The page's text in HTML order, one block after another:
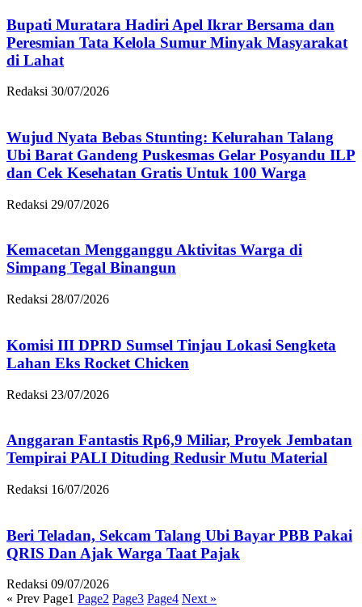
Bupati Muratara Hadiri Apel Ikrar Bersama dan
Peresmian Tata Kelola Sumur Minyak Masyarakat
di Lahat
Redaksi 30/07/2026
Wujud Nyata Bebas Stunting: Kelurahan Talang
Ubi Barat Gandeng Puskesmas Gelar Posyandu ILP
dan Cek Kesehatan Gratis Untuk 100 Warga
Redaksi 29/07/2026
Kemacetan Mengganggu Aktivitas Warga di
Simpang Tegal Binangun
Redaksi 28/07/2026
Komisi III DPRD Sumsel Tinjau Lokasi Sengketa
Lahan Eks Rocket Chicken
Redaksi 23/07/2026
Anggaran Fantastis Rp6,9 Miliar, Proyek Jembatan
Tempirai PALI Dituding Redusir Mutu Material
Redaksi 16/07/2026
Beri Teladan, Sekcam Talang Ubi Bayar PBB Pakai
QRIS Dan Ajak Warga Taat Pajak
Redaksi 09/07/2026
« Prev Page1 Page2 Page3 Page4 Next »